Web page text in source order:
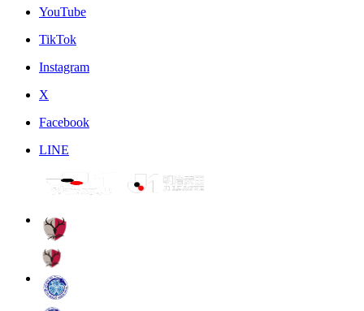
YouTube
TikTok
Instagram
X
Facebook
LINE